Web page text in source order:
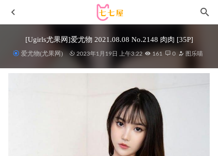
[Ugirls尤果网]爱尤物 2021.08.08 No.2148 肉肉 [35P]
爱尤物(尤果网) 2023年1月19日 上午3:22 161 0 图乐喵
Byoru –NO.025 Makima[57P/159MB]
2022-05-06
[微密圈]左公子666 –史上最细内内 [28P1V-150MB]